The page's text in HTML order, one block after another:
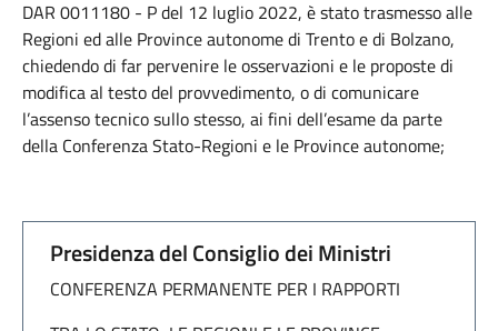
DAR 0011180 - P del 12 luglio 2022, è stato trasmesso alle
Regioni ed alle Province autonome di Trento e di Bolzano,
chiedendo di far pervenire le osservazioni e le proposte di
modifica al testo del provvedimento, o di comunicare
l’assenso tecnico sullo stesso, ai fini dell’esame da parte
della Conferenza Stato-Regioni e le Province autonome;
Presidenza del Consiglio dei Ministri
CONFERENZA PERMANENTE PER I RAPPORTI